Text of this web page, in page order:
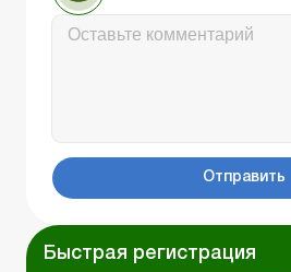
Отправить
Быстрая регистрация